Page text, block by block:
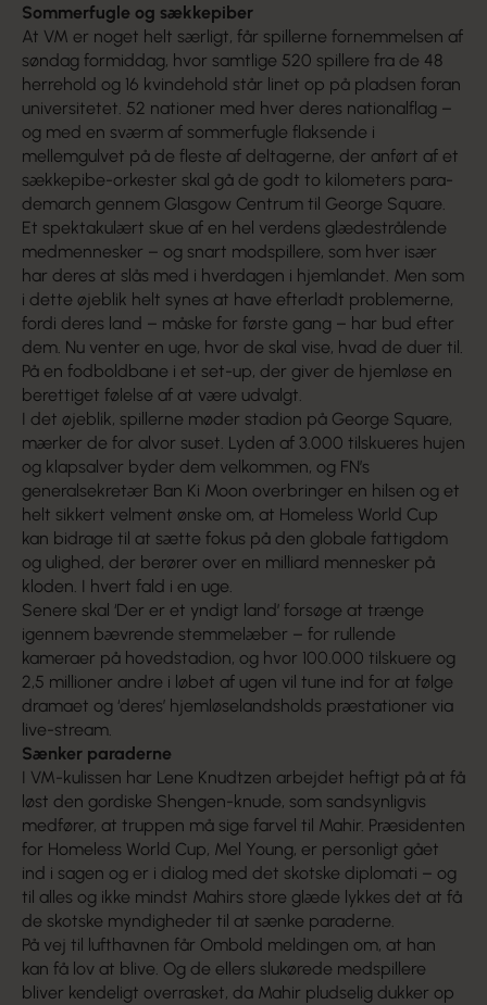
Sommerfugle og sækkepiber
At VM er noget helt særligt, får spillerne fornem­melsen af
søndag formiddag, hvor samtlige 520 spillere fra de 48
herrehold og 16 kvindehold står linet op på pladsen foran
universitetet. 52 nati­oner med hver deres nationalflag –
og med en sværm af sommerfugle flaksende i
mellemgulvet på de fleste af deltagerne, der anført af et
sække­pibe-orkester skal gå de godt to kilometers para­
demarch gennem Glasgow Centrum til George Square.
Et spektakulært skue af en hel verdens glæde­strålende
medmennesker – og snart modspillere, som hver især
har deres at slås med i hverdagen i hjemlandet. Men som
i dette øjeblik helt synes at have efterladt problemerne,
fordi deres land – måske for første gang – har bud efter
dem. Nu venter en uge, hvor de skal vise, hvad de duer til.
På en fodboldbane i et set-up, der giver de hjem­løse en
berettiget følelse af at være udvalgt.
I det øjeblik, spillerne møder stadion på George Square,
mærker de for alvor suset. Lyden af 3.000 tilskueres hujen
og klapsalver byder dem velkommen, og FN’s
generalsekretær Ban Ki Moon overbringer en hilsen og et
helt sikkert velment ønske om, at Homeless World Cup
kan bidrage til at sætte fokus på den globale fattigdom
og ulighed, der berører over en milliard mennesker på
kloden. I hvert fald i en uge.
Senere skal ‘Der er et yndigt land’ forsøge at trænge
igennem bævrende stemmelæber – for rullende
kameraer på hovedstadion, og hvor 100.000 tilskuere og
2,5 millioner andre i løbet af ugen vil tune ind for at følge
dramaet og ‘deres’ hjemløselandsholds præstationer via
live-stream.
Sænker paraderne
I VM-kulissen har Lene Knudtzen arbejdet heftigt på at få
løst den gordiske Shengen-knude, som sandsynligvis
medfører, at truppen må sige farvel til Mahir. Præsidenten
for Homeless World Cup, Mel Young, er personligt gået
ind i sagen og er i dialog med det skotske diplomati – og
til alles og ikke mindst Mahirs store glæde lykkes det at få
de skotske myndigheder til at sænke paraderne.
På vej til lufthavnen får Ombold meldingen om, at han
kan få lov at blive. Og de ellers sluk­ørede medspillere
bliver kendeligt overrasket, da Mahir pludselig dukker op